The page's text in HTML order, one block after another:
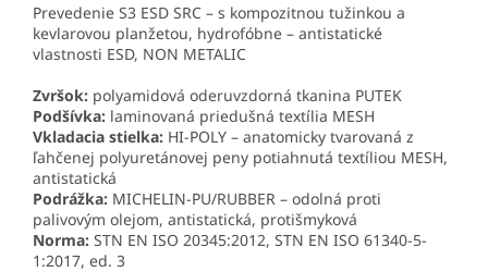
Prevedenie S3 ESD SRC – s kompozitnou tužinkou a
kevlarovou planžetou, hydrofóbne – antistatické
vlastnosti ESD, NON METALIC
Zvršok: polyamidová oderuvzdorná tkanina PUTEK
Podšívka: laminovaná priedušná textília MESH
Vkladacia stielka: HI-POLY – anatomicky tvarovaná z
ľahčenej polyuretánovej peny potiahnutá textíliou MESH,
antistatická
Podrážka: MICHELIN-PU/RUBBER – odolná proti
palivovým olejom, antistatická, protišmyková
Norma: STN EN ISO 20345:2012, STN EN ISO 61340-5-
1:2017, ed. 3